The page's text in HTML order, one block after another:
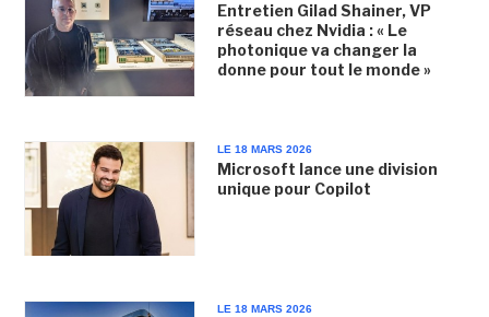
Entretien Gilad Shainer, VP
réseau chez Nvidia : « Le
photonique va changer la
donne pour tout le monde »
LE 18 MARS 2026
Microsoft lance une division
unique pour Copilot
LE 18 MARS 2026